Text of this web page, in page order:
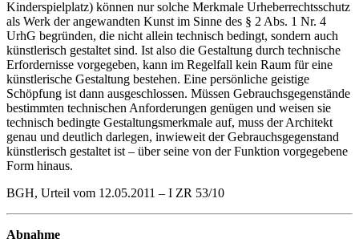
Kinderspielplatz) können nur solche Merkmale Urheberrechtsschutz
als Werk der angewandten Kunst im Sinne des § 2 Abs. 1 Nr. 4
UrhG begründen, die nicht allein technisch bedingt, sondern auch
künstlerisch gestaltet sind. Ist also die Gestaltung durch technische
Erfordernisse vorgegeben, kann im Regelfall kein Raum für eine
künstlerische Gestaltung bestehen. Eine persönliche geistige
Schöpfung ist dann ausgeschlossen. Müssen Gebrauchsgegenstände
bestimmten technischen Anforderungen genügen und weisen sie
technisch bedingte Gestaltungsmerkmale auf, muss der Architekt
genau und deutlich darlegen, inwieweit der Gebrauchsgegenstand
künstlerisch gestaltet ist – über seine von der Funktion vorgegebene
Form hinaus.
BGH, Urteil vom 12.05.2011 – I ZR 53/10
Abnahme